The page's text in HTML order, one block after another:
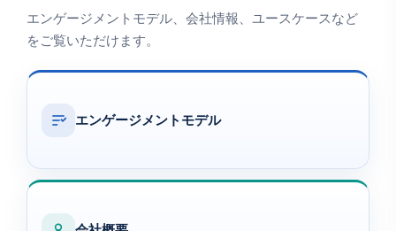
エンゲージメントモデル、会社情報、ユースケースなど
をご覧いただけます。
エンゲージメントモデル